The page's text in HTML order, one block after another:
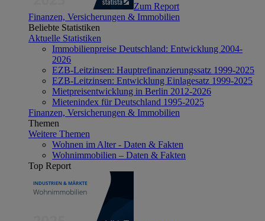
Zum Report
Finanzen, Versicherungen & Immobilien
Beliebte Statistiken
Aktuelle Statistiken
Immobilienpreise Deutschland: Entwicklung 2004-
2026
EZB-Leitzinsen: Hauptrefinanzierungssatz 1999-2025
EZB-Leitzinsen: Entwicklung Einlagesatz 1999-2025
Mietpreisentwicklung in Berlin 2012-2026
Mietenindex für Deutschland 1995-2025
Finanzen, Versicherungen & Immobilien
Themen
Weitere Themen
Wohnen im Alter - Daten & Fakten
Wohnimmobilien – Daten & Fakten
Top Report